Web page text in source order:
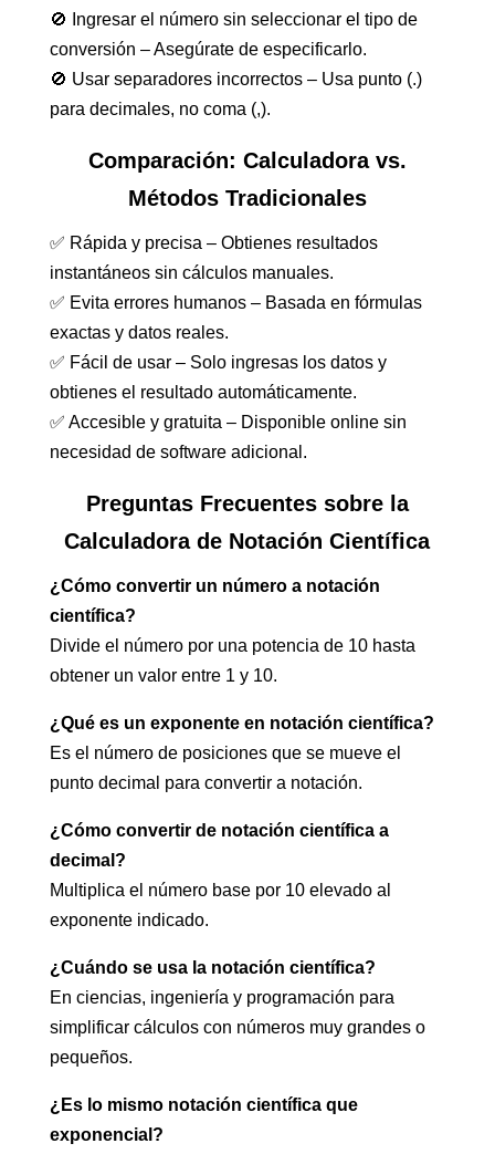
🚫 Ingresar el número sin seleccionar el tipo de
conversión – Asegúrate de especificarlo.
🚫 Usar separadores incorrectos – Usa punto (.)
para decimales, no coma (,).
Comparación: Calculadora vs.
Métodos Tradicionales
✅ Rápida y precisa – Obtienes resultados
instantáneos sin cálculos manuales.
✅ Evita errores humanos – Basada en fórmulas
exactas y datos reales.
✅ Fácil de usar – Solo ingresas los datos y
obtienes el resultado automáticamente.
✅ Accesible y gratuita – Disponible online sin
necesidad de software adicional.
Preguntas Frecuentes sobre la
Calculadora de Notación Científica
¿Cómo convertir un número a notación
científica?
Divide el número por una potencia de 10 hasta
obtener un valor entre 1 y 10.
¿Qué es un exponente en notación científica?
Es el número de posiciones que se mueve el
punto decimal para convertir a notación.
¿Cómo convertir de notación científica a
decimal?
Multiplica el número base por 10 elevado al
exponente indicado.
¿Cuándo se usa la notación científica?
En ciencias, ingeniería y programación para
simplificar cálculos con números muy grandes o
pequeños.
¿Es lo mismo notación científica que
exponencial?